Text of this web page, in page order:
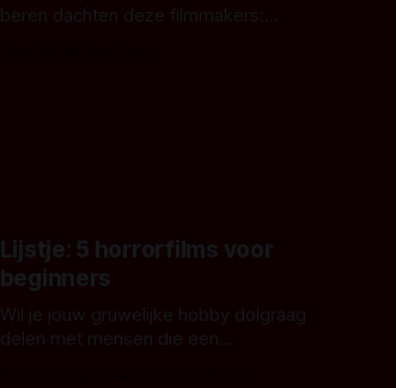
beren dachten deze filmmakers:
Lijstje: 5 horrorfilms voor
beginners
Wil je jouw gruwelijke hobby dolgraag
delen met mensen die een